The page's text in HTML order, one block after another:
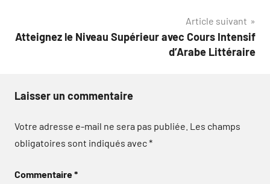
Article suivant
Atteignez le Niveau Supérieur avec Cours Intensif
d’Arabe Littéraire
Laisser un commentaire
Votre adresse e-mail ne sera pas publiée. Les champs
obligatoires sont indiqués avec*
Commentaire*